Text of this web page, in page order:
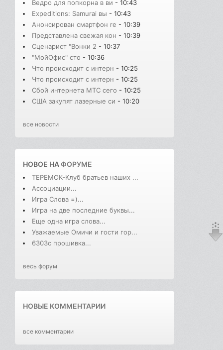
Ведро для попкорна в ви - 10:43
Expeditions: Samurai вы - 10:43
Анонсирован смартфон re - 10:39
Представлена свежая кон - 10:39
Сценарист "Вонки 2 - 10:37
"МойОфис" сто - 10:36
Что происходит с интерн - 10:25
Что происходит с интерн - 10:25
Сбой интернета МТС сего - 10:25
США закупят лазерные си - 10:20
все новости
НОВОЕ НАФОРУМЕ
ТЕРЕМОК-Клуб братьев наших ...
Ассоциации...
Игра Слова =)...
Игра на две последние буквы...
Еще одна игра слова...
Уважаемые Омичи и гости гор...
6303с прошивка...
весь форум
НОВЫЕ КОММЕНТАРИИ
все комментарии